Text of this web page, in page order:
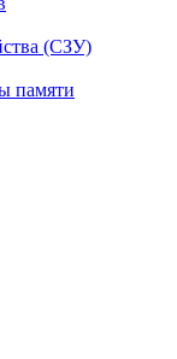
(СЗУ)
памяти